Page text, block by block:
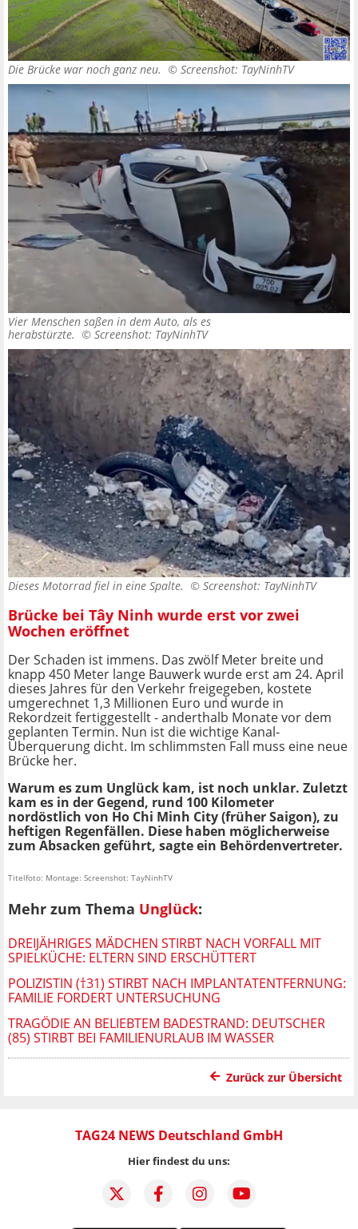
Die Brücke war noch ganz neu. © Screenshot: TayNinhTV
Vier Menschen saßen in dem Auto, als es
herabstürzte. © Screenshot: TayNinhTV
Dieses Motorrad fiel in eine Spalte. © Screenshot: TayNinhTV
Brücke bei Tây Ninh wurde erst vor zwei
Wochen eröffnet
Der Schaden ist immens. Das zwölf Meter breite und
knapp 450 Meter lange Bauwerk wurde erst am 24. April
dieses Jahres für den Verkehr freigegeben, kostete
umgerechnet 1,3 Millionen Euro und wurde in
Rekordzeit fertiggestellt - anderthalb Monate vor dem
geplanten Termin. Nun ist die wichtige Kanal-
Überquerung dicht. Im schlimmsten Fall muss eine neue
Brücke her.
Warum es zum Unglück kam, ist noch unklar. Zuletzt
kam es in der Gegend, rund 100 Kilometer
nordöstlich von Ho Chi Minh City (früher Saigon), zu
heftigen Regenfällen. Diese haben möglicherweise
zum Absacken geführt, sagte ein Behördenvertreter.
Titelfoto: Montage: Screenshot: TayNinhTV
Mehr zum Thema Unglück:
DREIJÄHRIGES MÄDCHEN STIRBT NACH VORFALL MIT
SPIELKÜCHE: ELTERN SIND ERSCHÜTTERT
POLIZISTIN (†31) STIRBT NACH IMPLANTATENTFERNUNG:
FAMILIE FORDERT UNTERSUCHUNG
TRAGÖDIE AN BELIEBTEM BADESTRAND: DEUTSCHER
(85) STIRBT BEI FAMILIENURLAUB IM WASSER
Zurück zur Übersicht
TAG24 NEWS Deutschland GmbH
Hier findest du uns: